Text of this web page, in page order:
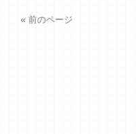
« 前のページ